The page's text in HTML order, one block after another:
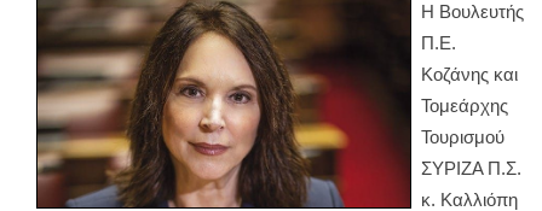
Η Βουλευτής
Π.Ε.
Κοζάνης και
Τομεάρχης
Τουρισμού
ΣΥΡΙΖΑ Π.Σ.
κ. Καλλιόπη